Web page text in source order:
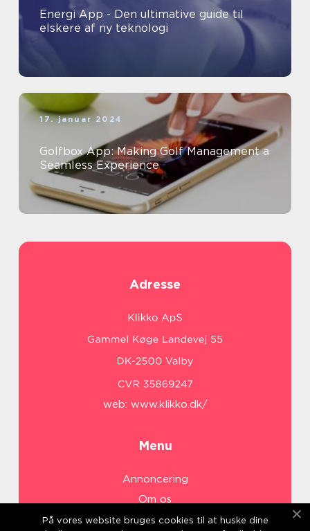
Energi App - Den ultimative guide til
elskere af ny teknologi
17. januar 2024
Golfbox App: Making Golf Management a
Seamless Experience
Adresse
web: www.klikko.dk/
Menu
Annoncering
Om os
Cookies
På vores website bruges cookies til at huske dine